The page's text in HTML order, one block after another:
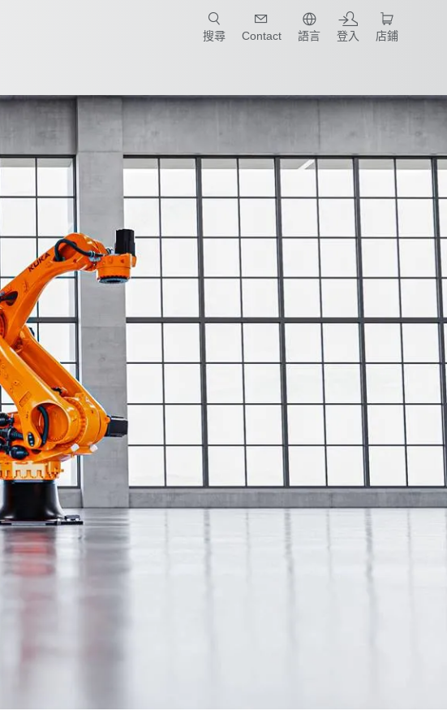
搜尋 Contact 語言 登入 店鋪